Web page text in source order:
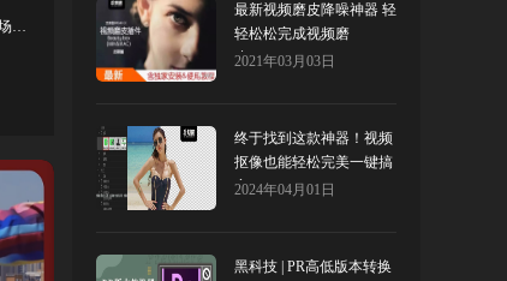
PR插件-37个信号故障扭曲投影发光色差转场视觉特效
最新视频磨皮降噪神器 轻
轻松松完成视频磨
皮!Beauty box
2021年03月03日
终于找到这款神器！视频
抠像也能轻松完美一键搞
定！Red Giant Primatte
2024年04月01日
黑科技 | PR高低版本转换